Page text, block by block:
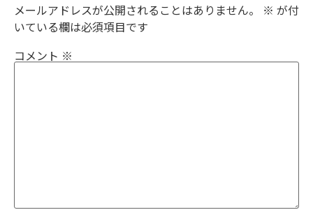
メールアドレスが公開されることはありません。 ※ が付
いている欄は必須項目です
コメント ※